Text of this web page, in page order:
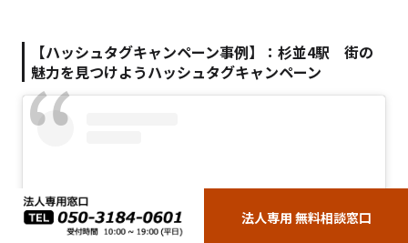
【ハッシュタグキャンペーン事例】： 杉並4駅 街の
魅力を見つけようハッシュタグキャンペーン
法人専用 無料相談窓口